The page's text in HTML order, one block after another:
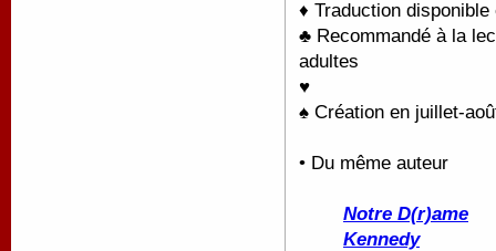
♦ Traduction
♣ Recommandé à la
adultes
♥
♠ Création en juillet-
• Du même auteur
Notre D(r)ame
Kennedy